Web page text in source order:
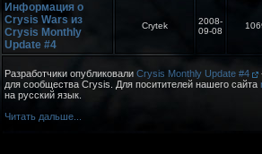
Информация о
Crysis Wars из
Crysis Monthly
Update #4
Crytek
2008-
09-08
Разработчики опубликовали Crysis Monthly Update #4
для сообщества Crysis. Для поситителей нашего сайта
на русский язык.
Читать дальше...